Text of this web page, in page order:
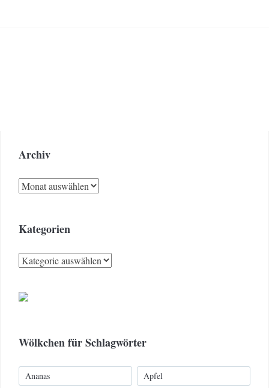
Archiv
Archiv
Kategorien
Kategorien
Wölkchen für Schlagwörter
Ananas Apfel